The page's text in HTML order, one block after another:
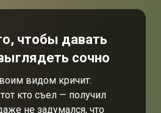
чтобы давать
сочно
видом кричит:
кто съел — получил
не задумался, что